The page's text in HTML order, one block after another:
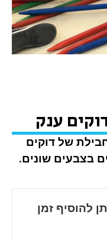
ענק
עץ דוקים ענק כולל 3 חבילת של דוקים
שעות (ניתן להוסיף זמן